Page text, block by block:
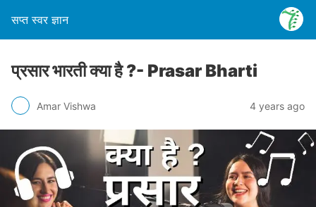
सप्त स्वर ज्ञान
प्रसार भारती क्या है ?- Prasar Bharti
Amar Vishwa 4 years ago